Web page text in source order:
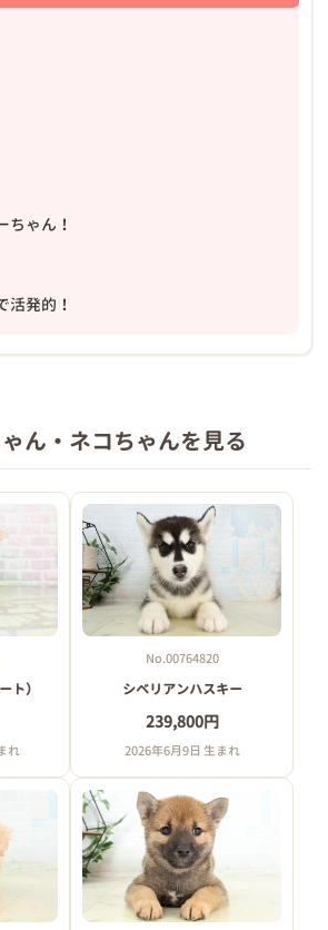
ちゃん！
活発的！
ん・ネコちゃんを見る
ト）
れ
No.00764820
シベリアンハスキー
239,800円
2026年6月9日 生まれ